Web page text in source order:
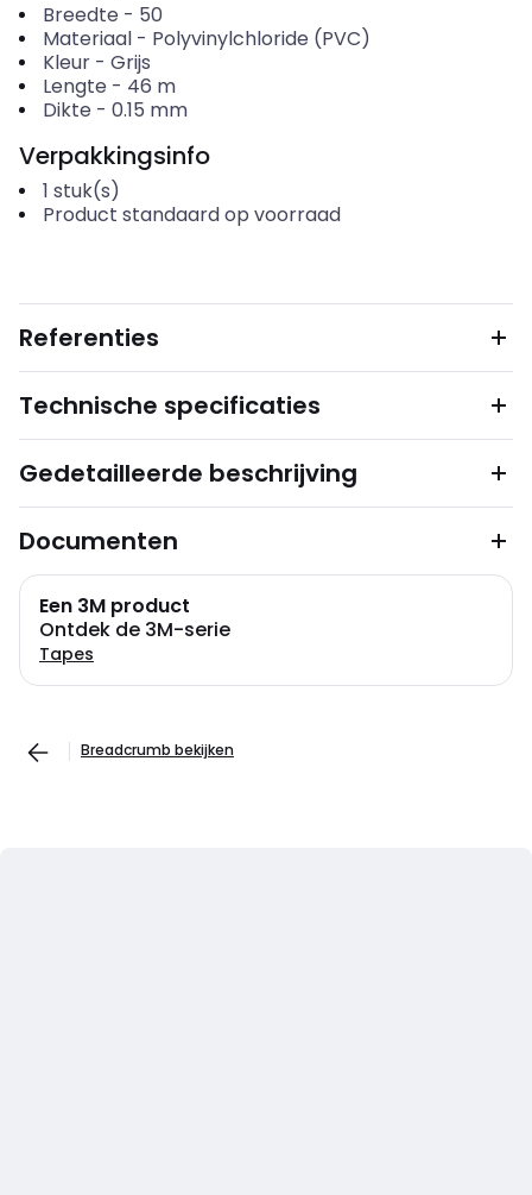
Breedte - 50
Materiaal- Polyvinylchloride (PVC)
Kleur- Grijs
Lengte - 46 m
Dikte - 0.15 mm
Verpakkingsinfo
1 stuk(s)
Product standaard op voorraad
Referenties
Technische specificaties
Gedetailleerde beschrijving
Documenten
Een 3M product
Ontdek de 3M-serie
Tapes
Breadcrumb bekijken